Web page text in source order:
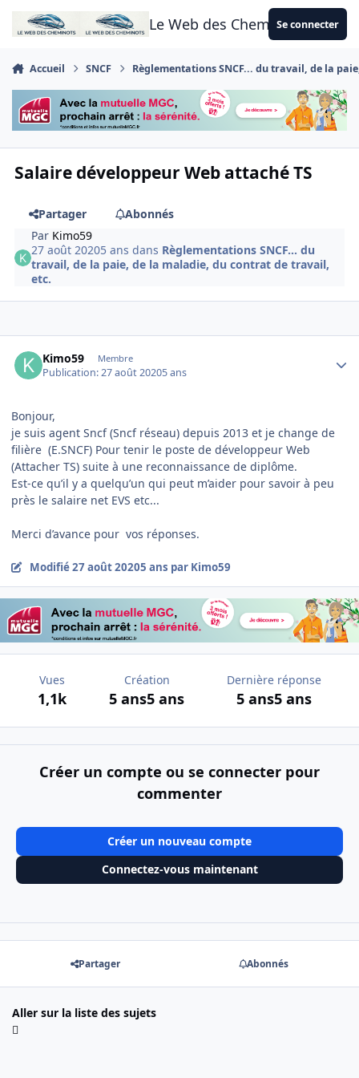
Aller au contenu
Le Web des CheminotsSe connecter
Accueil SNCF Règlementations SNCF... du travail, de la
Salaire développeur Web attaché TS
Partager
Abonnés
Par Kimo59
27 août 20205 ans dans Règlementations SNCF... du
travail, de la paie, de la maladie, du contrat de travail,
etc.
Kimo59 Membre
Publication:27 août 20205 ans
Bonjour,
je suis agent Sncf (Sncf réseau) depuis 2013 et je change de
filière (E.SNCF) Pour tenir le poste de développeur Web
(Attacher TS) suite à une reconnaissance de diplôme.
Est-ce qu’il y a quelqu’un qui peut m’aider pour savoir à peu
près le salaire net EVS etc...
Merci d’avance pour vos réponses.
Modifié27 août 20205 ans par Kimo59
Vues
1,1k
Création
5 ans5 ans
Dernière réponse
5 ans5 ans
Créer un compte ou se connecter pour
commenter
Créer un nouveau compte
Connectez-vous maintenant
Partager Abonnés
Aller sur la liste des sujets